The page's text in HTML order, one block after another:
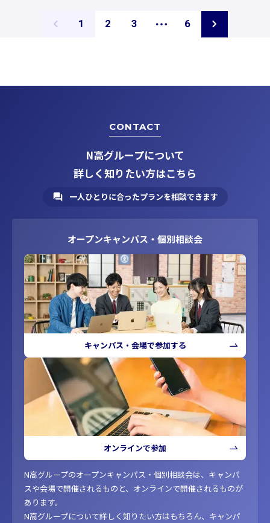
1 2
ー
3
ー
6
ー
CONTACT
N高グループについて
詳しく知りたい方はこちら
一人ひとりに合ったプランを相談できます
オープンキャンパス・個別相談会
キャンパス・会場で参加する
オンラインで参加
N高グループのオープンキャンパス・個別相談会は、キャンパ
スや会場で開催されるものと、オンラインで開催されるものが
あります。
N高グループについて詳しく知りたい方はもちろん、キャンパ